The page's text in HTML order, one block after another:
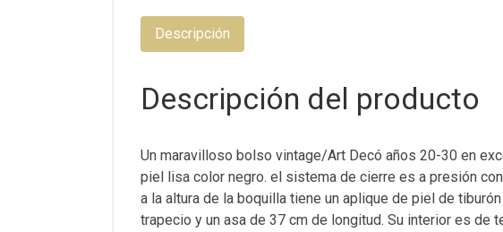
Descripción
Descripción del producto
Un maravilloso bolso vintage/Art Decó años 20-30 en
piel lisa color negro. el sistema de cierre es a presión
a la altura de la boquilla tiene un aplique de piel de
trapecio y un asa de 37 cm de longitud. Su interior es de